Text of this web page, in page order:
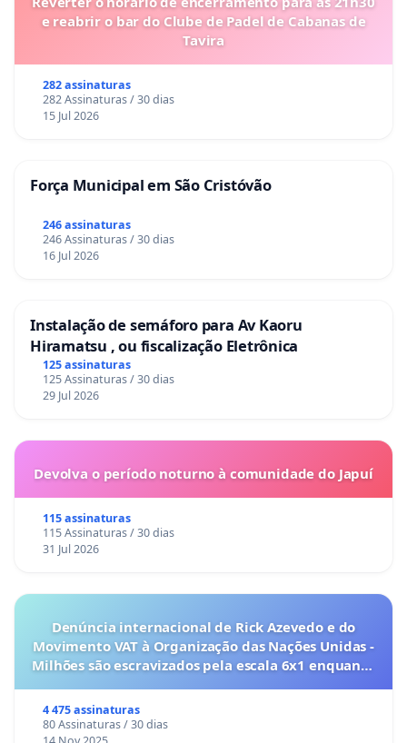
e reabrir o bar do Clube de Padel de Cabanas de
Tavira
282 assinaturas
282 Assinaturas / 30 dias
15 Jul 2026
Força Municipal em São Cristóvão
246 assinaturas
246 Assinaturas / 30 dias
16 Jul 2026
Instalação de semáforo para Av Kaoru
Hiramatsu , ou fiscalização Eletrônica
125 assinaturas
125 Assinaturas / 30 dias
29 Jul 2026
Devolva o período noturno à comunidade do Japuí
115 assinaturas
115 Assinaturas / 30 dias
31 Jul 2026
Denúncia internacional de Rick Azevedo e do
Movimento VAT à Organização das Nações Unidas -
Milhões são escravizados pela escala 6x1 enquanto
4 475 assinaturas
80 Assinaturas / 30 dias